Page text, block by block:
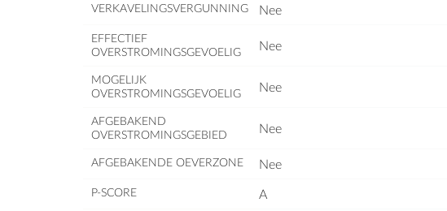
VERKAVELINGSVERGUNNING Nee
EFFECTIEF
OVERSTROMINGSGEVOELIG
Nee
MOGELIJK
OVERSTROMINGSGEVOELIG
Nee
AFGEBAKEND
OVERSTROMINGSGEBIED
Nee
AFGEBAKENDE OEVERZONE Nee
P-SCORE A